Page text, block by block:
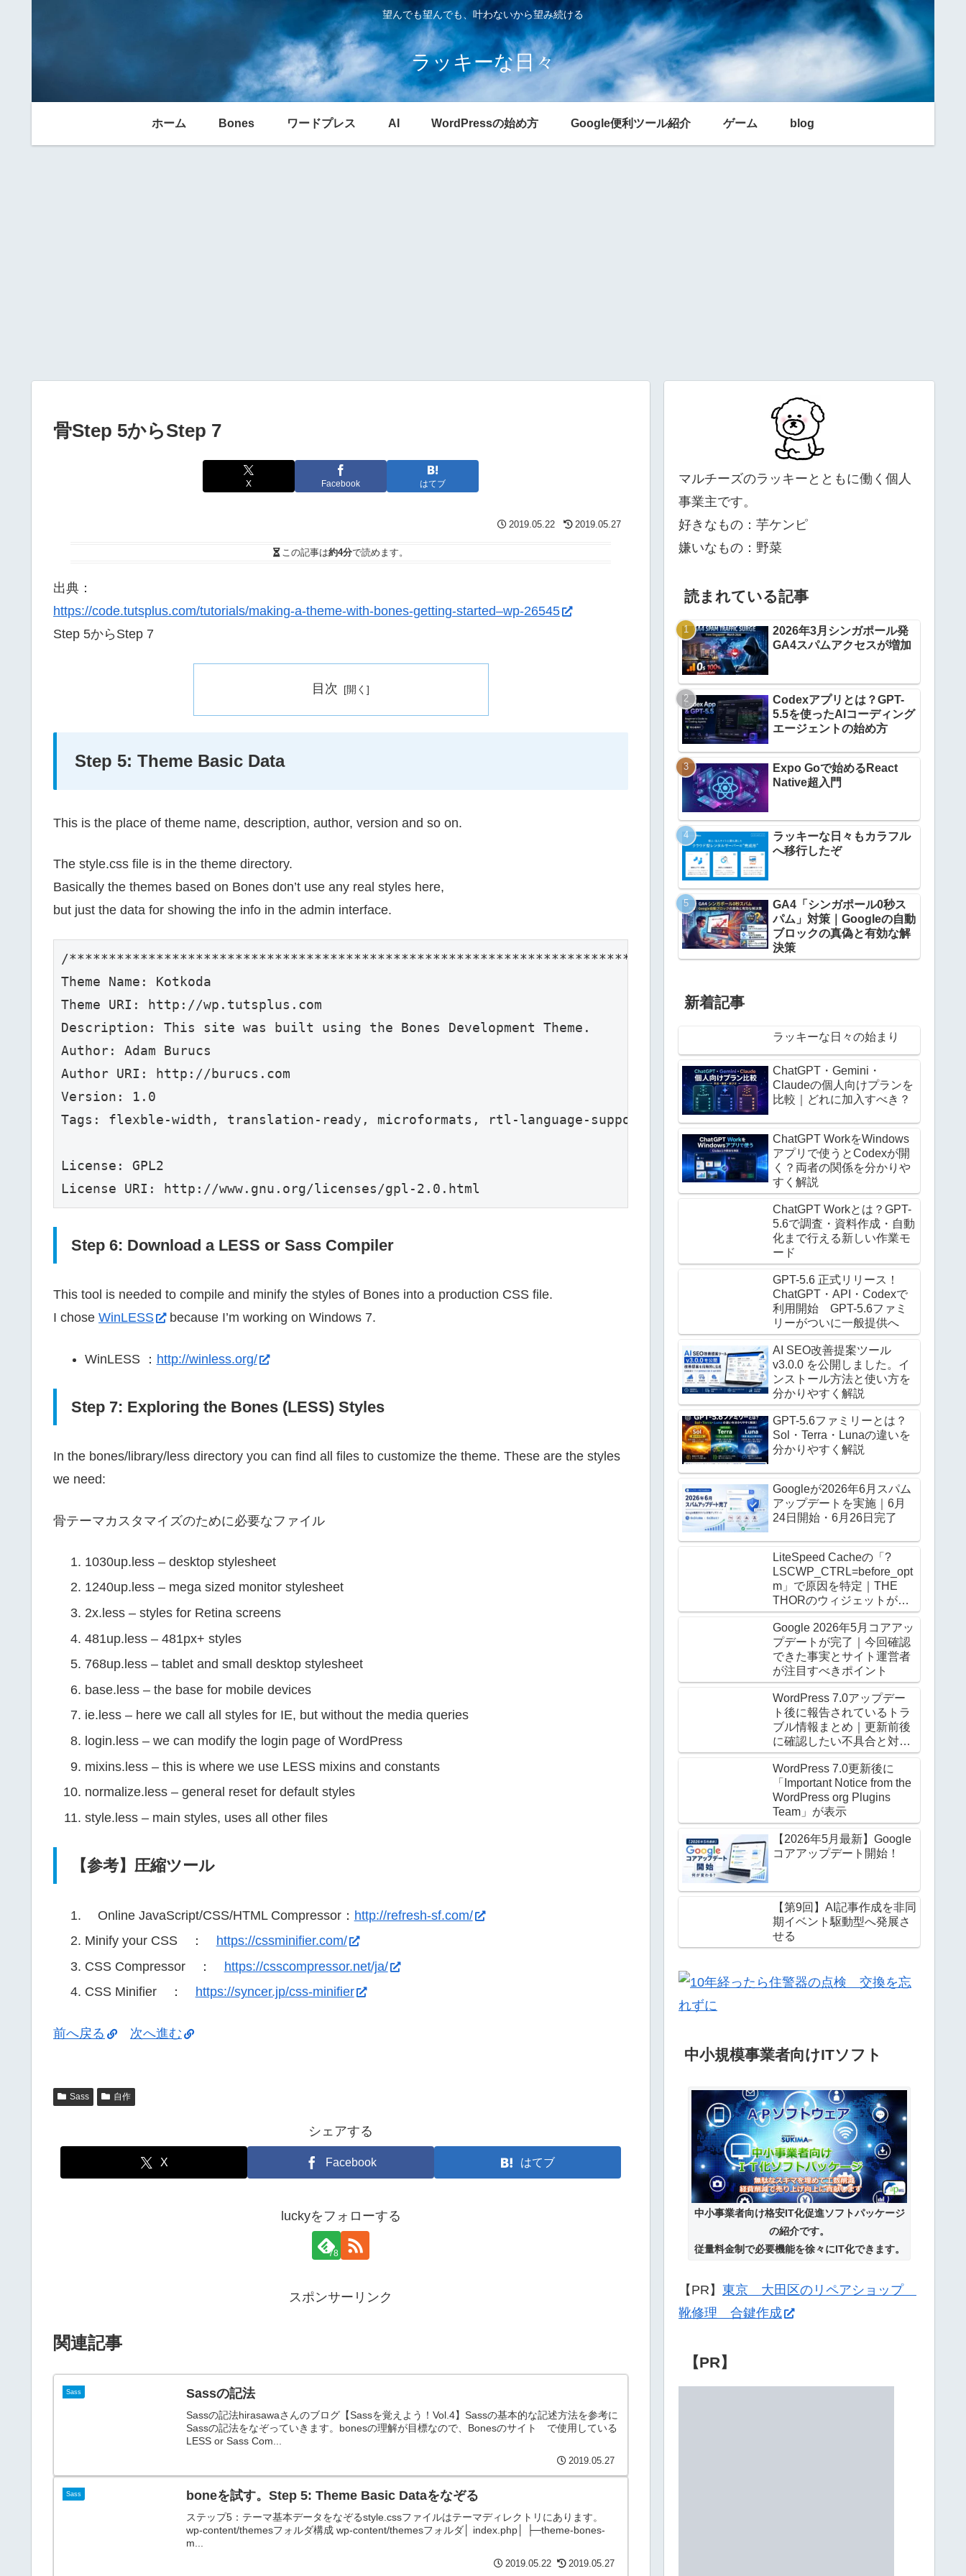
望んでも望んでも、叶わないから望み続ける
ラッキーな日々
ホーム Bones ワードプレス AI WordPressの始め方 Google便利ツール紹介 ゲーム blog
骨Step 5からStep 7
X Facebook はてブ
2019.05.22 2019.05.27
この記事は約4分で読めます。
出典：
https://code.tutsplus.com/tutorials/making-a-theme-with-bones-getting-started–wp-26545
Step 5からStep 7
目次
Step 5: Theme Basic Data
This is the place of theme name, description, author, version and so on.
The style.css file is in the theme directory.
Basically the themes based on Bones don’t use any real styles here,
but just the data for showing the info in the admin interface.
/************************************************************************
Theme Name: Kotkoda
Theme URI: http://wp.tutsplus.com
Description: This site was built using the Bones Development Theme.
Author: Adam Burucs
Author URI: http://burucs.com
Version: 1.0
Tags: flexble-width, translation-ready, microformats, rtl-language-support
License: GPL2
License URI: http://www.gnu.org/licenses/gpl-2.0.html
Step 6: Download a LESS or Sass Compiler
This tool is needed to compile and minify the styles of Bones into a production CSS file.
I chose WinLESS because I’m working on Windows 7.
WinLESS ： http://winless.org/
Step 7: Exploring the Bones (LESS) Styles
In the bones/library/less directory you can find all files to customize the theme. These are the styles
we need:
骨テーマカスタマイズのために必要なファイル
1030up.less – desktop stylesheet
1240up.less – mega sized monitor stylesheet
2x.less – styles for Retina screens
481up.less – 481px+ styles
768up.less – tablet and small desktop stylesheet
base.less – the base for mobile devices
ie.less – here we call all styles for IE, but without the media queries
login.less – we can modify the login page of WordPress
mixins.less – this is where we use LESS mixins and constants
normalize.less – general reset for default styles
style.less – main styles, uses all other files
【参考】圧縮ツール
Online JavaScript/CSS/HTML Compressor： http://refresh-sf.com/
Minify your CSS ：
https://cssminifier.com/
CSS Compressor ： https://csscompressor.net/ja/
CSS Minifier ：
https://syncer.jp/css-minifier
前へ戻る 次へ進む
Sass 自作
シェアする
X Facebook はてブ
luckyをフォローする
78
スポンサーリンク
関連記事
Sass Sassの記法
Sassの記法hirasawaさんのブログ【Sassを覚えよう！Vol.4】Sassの基本的な記述方法を参考に
Sassの記法をなぞっていきます。bonesの理解が目標なので、Bonesのサイト で使用している
LESS or Sass Com...
2019.05.27
Sass boneを試す。Step 5: Theme Basic Dataをなぞる
ステップ5：テーマ基本データをなぞるstyle.cssファイルはテーマディレクトリにあります。
wp-content/themesフォルダ構成 wp-content/themesフォルダ│ index.php│ ├─theme-bones-
m...
2019.05.22 2019.05.27
マルチーズのラッキーとともに働く個人
事業主です。
好きなもの：芋ケンピ
嫌いなもの：野菜
読まれている記事
2026年3月シンガポール発
GA4スパムアクセスが増加
Codexアプリとは？GPT-
5.5を使ったAIコーディング
エージェントの始め方
Expo Goで始めるReact
Native超入門
ラッキーな日々もカラフル
へ移行したぞ
GA4「シンガポール0秒ス
パム」対策｜Googleの自動
ブロックの真偽と有効な解
決策
新着記事
ラッキーな日々の始まり
ChatGPT・Gemini・
Claudeの個人向けプランを
比較｜どれに加入すべき？
ChatGPT WorkをWindows
アプリで使うとCodexが開
く？両者の関係を分かりや
すく解説
ChatGPT Workとは？GPT-
5.6で調査・資料作成・自動
化まで行える新しい作業モ
ード
GPT-5.6 正式リリース！
ChatGPT・API・Codexで
利用開始 GPT-5.6ファミ
リーがついに一般提供へ
AI SEO改善提案ツール
v3.0.0 を公開しました。イ
ンストール方法と使い方を
分かりやすく解説
GPT-5.6ファミリーとは？
Sol・Terra・Lunaの違いを
分かりやすく解説
Googleが2026年6月スパム
アップデートを実施｜6月
24日開始・6月26日完了
LiteSpeed Cacheの「?
LSCWP_CTRL=before_opt
m」で原因を特定｜THE
THORのウィジェットがロ
グアウト時だけ崩る
Google 2026年5月コアアッ
プデートが完了｜今回確認
できた事実とサイト運営者
が注目すべきポイント
WordPress 7.0アップデー
ト後に報告されているトラ
ブル情報まとめ｜更新前後
に確認したい不具合と対処
法
WordPress 7.0更新後に
「Important Notice from the
WordPress org Plugins
Team」が表示
【2026年5月最新】Google
コアアップデート開始！
【第9回】AI記事作成を非同
期イベント駆動型へ発展さ
せる
中小規模事業者向けITソフト
中小事業者向け格安IT化促進ソフトパッケージ
の紹介です。
従量料金制で必要機能を徐々にIT化できます。
【PR】 東京 大田区のリペアショップ
靴修理 合鍵作成
【PR】